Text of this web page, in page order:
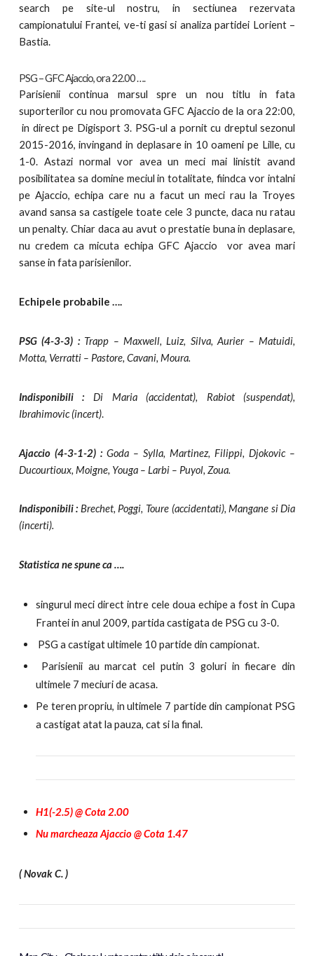
search pe site-ul nostru, in sectiunea rezervata
campionatului Frantei, ve-ti gasi si analiza partidei Lorient –
Bastia.
PSG – GFC Ajaccio, ora 22.00 ….
Parisienii continua marsul spre un nou titlu in fata
suporterilor cu nou promovata GFC Ajaccio de la ora 22:00,
in direct pe Digisport 3. PSG-ul a pornit cu dreptul sezonul
2015-2016, invingand in deplasare in 10 oameni pe Lille, cu
1-0. Astazi normal vor avea un meci mai linistit avand
posibilitatea sa domine meciul in totalitate, fiindca vor intalni
pe Ajaccio, echipa care nu a facut un meci rau la Troyes
avand sansa sa castigele toate cele 3 puncte,daca nu ratau
un penalty. Chiar daca au avut o prestatie buna in deplasare,
nu credem ca micuta echipa GFC Ajaccio vor avea mari
sanse in fata parisienilor.
Echipele probabile ….
PSG (4-3-3) : Trapp – Maxwell, Luiz, Silva, Aurier – Matuidi,
Motta, Verratti – Pastore, Cavani, Moura.
Indisponibili : Di Maria (accidentat), Rabiot (suspendat),
Ibrahimovic (incert).
Ajaccio (4-3-1-2) : Goda – Sylla, Martinez, Filippi, Djokovic –
Ducourtioux, Moigne, Youga – Larbi – Puyol, Zoua.
Indisponibili : Brechet, Poggi, Toure (accidentati), Mangane si Dia
(incerti).
Statistica ne spune ca ….
singurul meci direct intre cele doua echipe a fost in Cupa
Frantei in anul 2009, partida castigata de PSG cu 3-0.
PSG a castigat ultimele 10 partide din campionat.
Parisienii au marcat cel putin 3 goluri in fiecare din
ultimele 7 meciuri de acasa.
Pe teren propriu, in ultimele 7 partide din campionat PSG
a castigat atat la pauza, cat si la final.
H1(-2.5) @ Cota 2.00
Nu marcheaza Ajaccio @ Cota 1.47
( Novak C. )